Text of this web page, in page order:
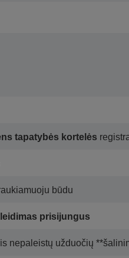
tapatybės kortelės
būdu
prisijungus
nepaleistų užduočių